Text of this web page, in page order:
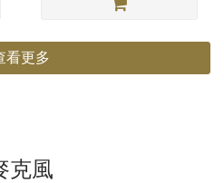
看更多
克風